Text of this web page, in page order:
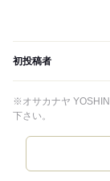
初投稿者
※オサカナヤ
下さい。